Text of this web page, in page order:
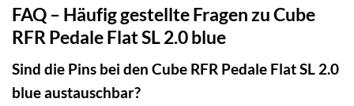
FAQ – Häufig gestellte Fragen zu Cube
RFR Pedale Flat SL 2.0 blue
Sind die Pins bei den Cube RFR Pedale Flat SL 2.0
blue austauschbar?